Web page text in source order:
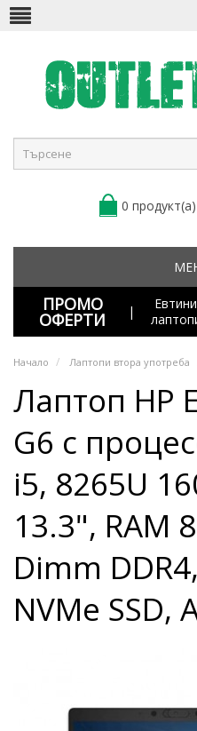
0
ПРОМО
ОФЕРТИ |
Евтини
Начало Лаптопи втора употреба
Лаптоп HP
G6 с
i5, 8265U
13.3", RAM
Dimm
NVMe SSD,